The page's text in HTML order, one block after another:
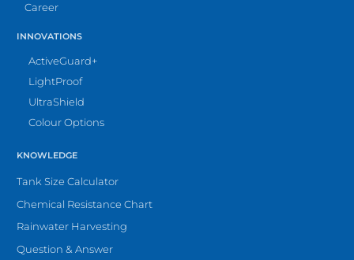
Career
INNOVATIONS
ActiveGuard+
LightProof
UltraShield
Colour Options
KNOWLEDGE
Tank Size Calculator
Chemical Resistance Chart
Rainwater Harvesting
Question & Answer